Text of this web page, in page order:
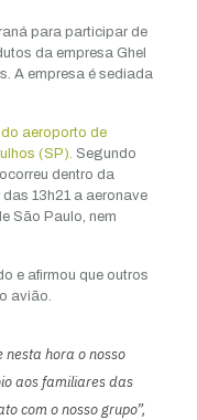
para participar de
da empresa Ghel
A empresa é sediada
aeroporto de
(SP). Segundo
dentro da
13h21 a aeronave
São Paulo, nem
e afirmou que outros
avião.
nesta hora o nosso
aos familiares das
com o nosso grupo”,